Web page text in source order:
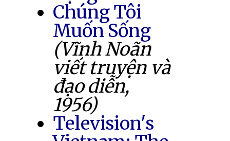
Chúng Tôi
Muốn Sống
(Vĩnh Noãn
viết truyện và
đạo diễn,
1956)
Television's